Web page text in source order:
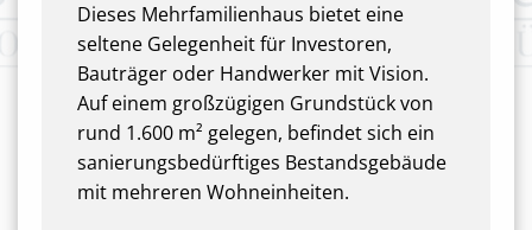
Dieses Mehrfamilienhaus bietet eine
seltene Gelegenheit für Investoren,
Bauträger oder Handwerker mit Vision.
Auf einem großzügigen Grundstück von
rund 1.600 m² gelegen, befindet sich ein
sanierungsbedürftiges Bestandsgebäude
mit mehreren Wohneinheiten.